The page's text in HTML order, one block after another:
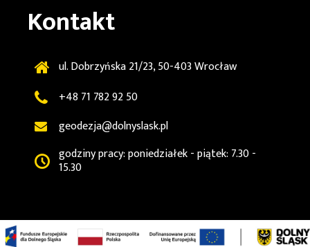
Kontakt
ul. Dobrzyńska 21/23, 50-403 Wrocław
+48 71 782 92 50
geodezja@dolnyslask.pl
godziny pracy: poniedziałek - piątek: 7.30 -
15.30